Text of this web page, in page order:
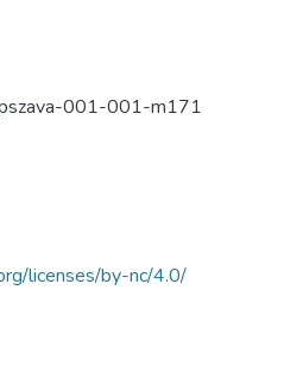
001-001-m171
licenses/by-nc/4.0/